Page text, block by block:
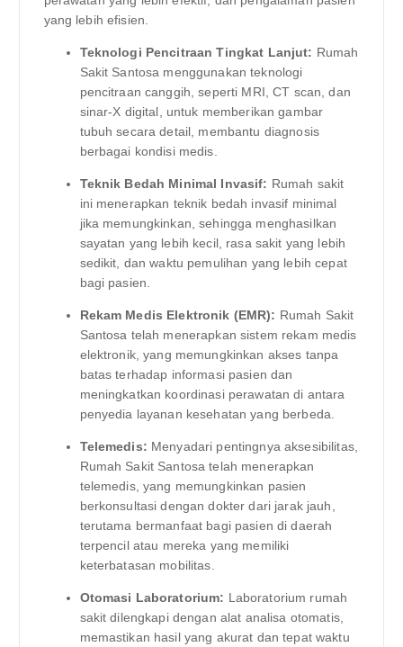
yang lebih efisien.
Teknologi Pencitraan Tingkat Lanjut: Rumah
Sakit Santosa menggunakan teknologi
pencitraan canggih, seperti MRI, CT scan, dan
sinar-X digital, untuk memberikan gambar
tubuh secara detail, membantu diagnosis
berbagai kondisi medis.
Teknik Bedah Minimal Invasif: Rumah sakit
ini menerapkan teknik bedah invasif minimal
jika memungkinkan, sehingga menghasilkan
sayatan yang lebih kecil, rasa sakit yang lebih
sedikit, dan waktu pemulihan yang lebih cepat
bagi pasien.
Rekam Medis Elektronik (EMR): Rumah Sakit
Santosa telah menerapkan sistem rekam medis
elektronik, yang memungkinkan akses tanpa
batas terhadap informasi pasien dan
meningkatkan koordinasi perawatan di antara
penyedia layanan kesehatan yang berbeda.
Telemedis: Menyadari pentingnya aksesibilitas,
Rumah Sakit Santosa telah menerapkan
telemedis, yang memungkinkan pasien
berkonsultasi dengan dokter dari jarak jauh,
terutama bermanfaat bagi pasien di daerah
terpencil atau mereka yang memiliki
keterbatasan mobilitas.
Otomasi Laboratorium: Laboratorium rumah
sakit dilengkapi dengan alat analisa otomatis,
memastikan hasil yang akurat dan tepat waktu